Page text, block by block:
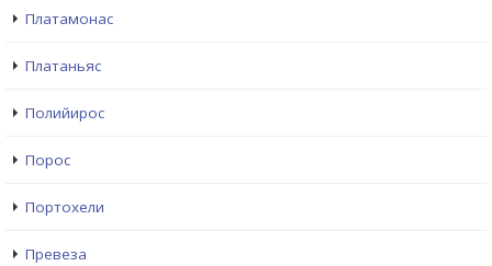
Платамонас
Платаньяс
Полийирос
Порос
Портохели
Превеза